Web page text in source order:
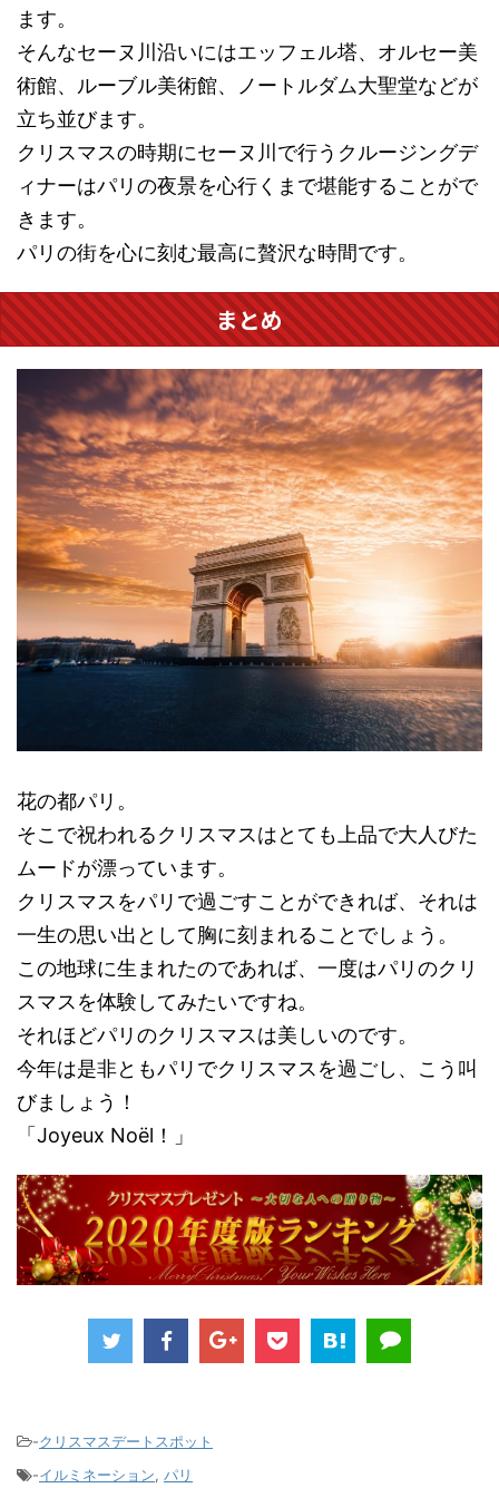
ます。
そんなセーヌ川沿いにはエッフェル塔、オルセー美
術館、ルーブル美術館、ノートルダム大聖堂などが
立ち並びます。
クリスマスの時期にセーヌ川で行うクルージングデ
ィナーはパリの夜景を心行くまで堪能することがで
きます。
パリの街を心に刻む最高に贅沢な時間です。
まとめ
花の都パリ。
そこで祝われるクリスマスはとても上品で大人びた
ムードが漂っています。
クリスマスをパリで過ごすことができれば、それは
一生の思い出として胸に刻まれることでしょう。
この地球に生まれたのであれば、一度はパリのクリ
スマスを体験してみたいですね。
それほどパリのクリスマスは美しいのです。
今年は是非ともパリでクリスマスを過ごし、こう叫
びましょう！
「Joyeux Noël！」
-クリスマスデートスポット
-イルミネーション, パリ